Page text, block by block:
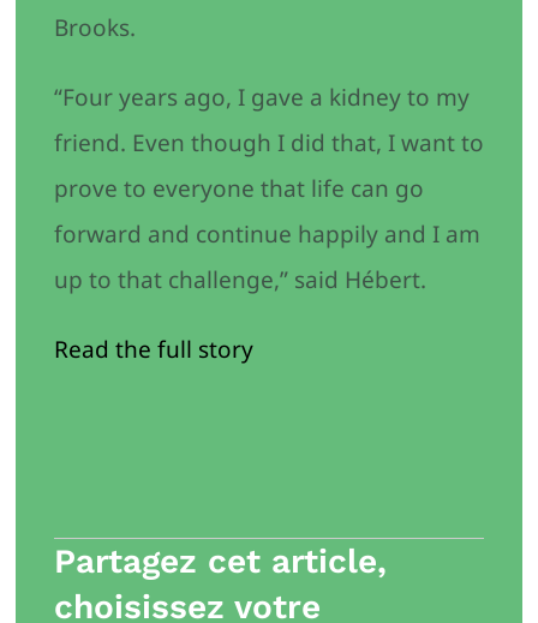
Brooks.
“Four years ago, I gave a kidney to my
friend. Even though I did that, I want to
prove to everyone that life can go
forward and continue happily and I am
up to that challenge,” said Hébert.
Read the full story
Partagez cet article,
choisissez votre